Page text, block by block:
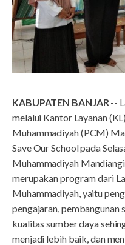
KABUPATEN BANJAR --
melalui Kantor Layanan
Muhammadiyah (PCM)
Save Our School pada
Muhammadiyah
merupakan program dari
Muhammadiyah, yaitu
pengajaran, pembangunan
kualitas sumber daya
menjadi lebih baik, dan